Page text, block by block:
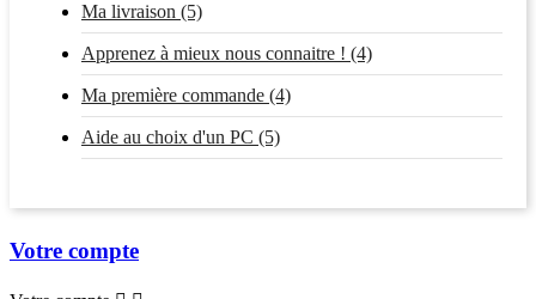
Ma livraison (5)
Apprenez à mieux nous connaitre ! (4)
Ma première commande (4)
Aide au choix d'un PC (5)
Votre compte